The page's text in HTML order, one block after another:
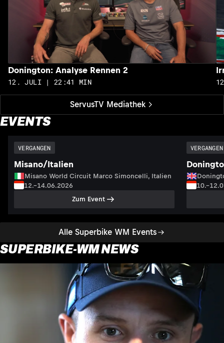
ServusTV Mediathek
Donington: Analyse Rennen 2
12. JULI | 22:41 MIN
EVENTS
Alle Superbike WM Events
VERGANGEN
Misano/Italien
Misano World Circuit Marco Simoncelli, Italien
12.–14.06.2026
Zum Event
VERGANGEN
SUPERBIKE-WM NEWS